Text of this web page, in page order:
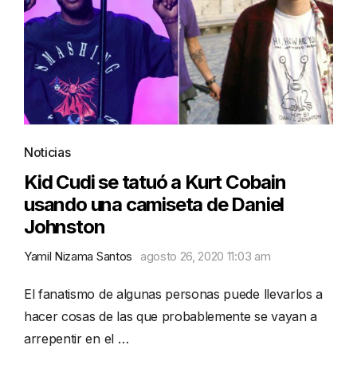
Noticias
Kid Cudi se tatuó a Kurt Cobain
usando una camiseta de Daniel
Johnston
Yamil Nizama Santos agosto 26, 2020 11:03 am
El fanatismo de algunas personas puede llevarlos a
hacer cosas de las que probablemente se vayan a
arrepentir en el …